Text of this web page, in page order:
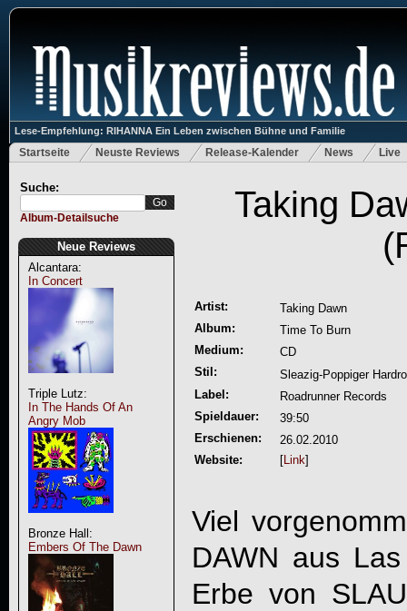
Lese-Empfehlung: RIHANNA Ein Leben zwischen Bühne und Familie
Startseite Neuste Reviews Release-Kalender News Live
Suche:
Album-Detailsuche
Neue Reviews
Alcantara:
In Concert
Triple Lutz:
In The Hands Of An
Angry Mob
Bronze Hall:
Embers Of The Dawn
Taking
Artist:
Taking Dawn
Album:
Time To Burn
Medium:
CD
Stil:
Sleazig-Poppiger
Label:
Roadrunner Records
Spieldauer:
39:50
Erschienen:
26.02.2010
Website:
[Link]
Viel
DAWN aus
Erbe von